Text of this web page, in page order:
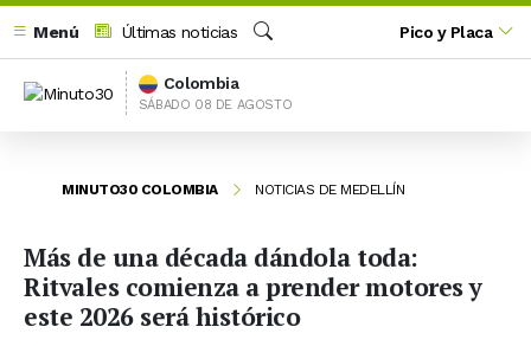
Menú
Últimas noticias
Buscar
Pico y Placa
Colombia
SÁBADO 08 DE AGOSTO
MINUTO30 COLOMBIA NOTICIAS DE MEDELLÍN
Más de una década dándola toda:
Ritvales comienza a prender motores y
este 2026 será histórico